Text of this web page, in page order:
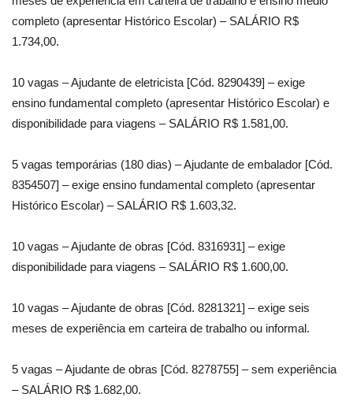
completo (apresentar Histórico Escolar) – SALÁRIO R$
1.734,00.
10 vagas – Ajudante de eletricista [Cód. 8290439] – exige
ensino fundamental completo (apresentar Histórico Escolar) e
disponibilidade para viagens – SALÁRIO R$ 1.581,00.
5 vagas temporárias (180 dias) – Ajudante de embalador [Cód.
8354507] – exige ensino fundamental completo (apresentar
Histórico Escolar) – SALÁRIO R$ 1.603,32.
10 vagas – Ajudante de obras [Cód. 8316931] – exige
disponibilidade para viagens – SALÁRIO R$ 1.600,00.
10 vagas – Ajudante de obras [Cód. 8281321] – exige seis
meses de experiência em carteira de trabalho ou informal.
5 vagas – Ajudante de obras [Cód. 8278755] – sem experiência
– SALÁRIO R$ 1.682,00.